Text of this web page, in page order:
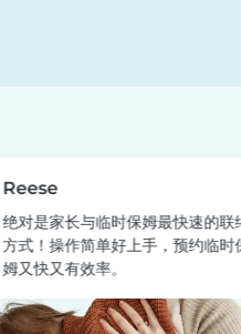
Reese
绝对是家长与临时保姆最快速的联络
方式！操作简单好上手，预约临时保
姆又快又有效率。